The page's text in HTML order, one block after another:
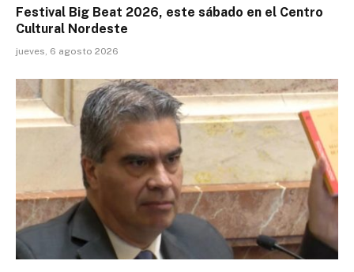
Festival Big Beat 2026, este sábado en el Centro
Cultural Nordeste
jueves, 6 agosto 2026